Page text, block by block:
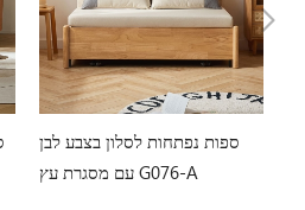
ספות נפתחות לסלון בצבע לבן
עם מסגרת עץ G076-A